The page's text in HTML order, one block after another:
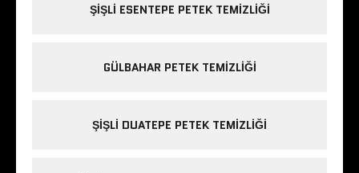
ŞIŞLI ESENTEPE PETEK TEMIZLIĞI
GÜLBAHAR PETEK TEMIZLIĞI
ŞIŞLI DUATEPE PETEK TEMIZLIĞI